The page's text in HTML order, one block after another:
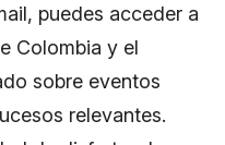
puedes acceder a
Colombia y el
sobre eventos
relevantes.